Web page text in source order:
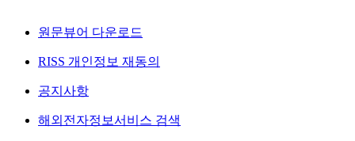
원문뷰어 다운로드
RISS 개인정보 재동의
공지사항
해외전자정보서비스 검색